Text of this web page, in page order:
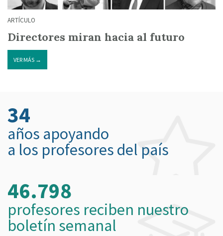
ARTÍCULO
Directores miran hacia al futuro
VER MÁS →
34
años apoyando
a los profesores del país
46.798
profesores reciben nuestro
boletín semanal